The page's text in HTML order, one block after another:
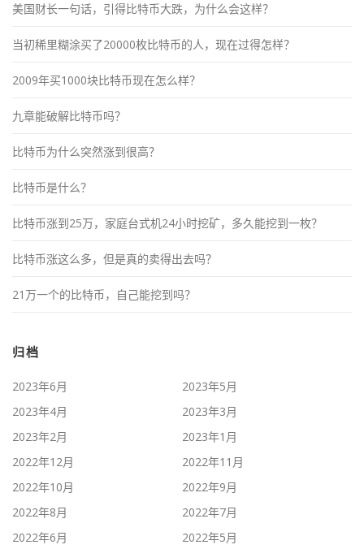
美国财长一句话，引得比特币大跌，为什么会这样？
当初稀里糊涂买了20000枚比特币的人，现在过得怎样？
2009年买1000块比特币现在怎么样？
九章能破解比特币吗？
比特币为什么突然涨到很高？
比特币是什么？
比特币涨到25万，家庭台式机24小时挖矿，多久能挖到一枚？
比特币涨这么多，但是真的卖得出去吗？
21万一个的比特币，自己能挖到吗？
归档
2023年6月
2023年5月
2023年4月
2023年3月
2023年2月
2023年1月
2022年12月
2022年11月
2022年10月
2022年9月
2022年8月
2022年7月
2022年6月
2022年5月